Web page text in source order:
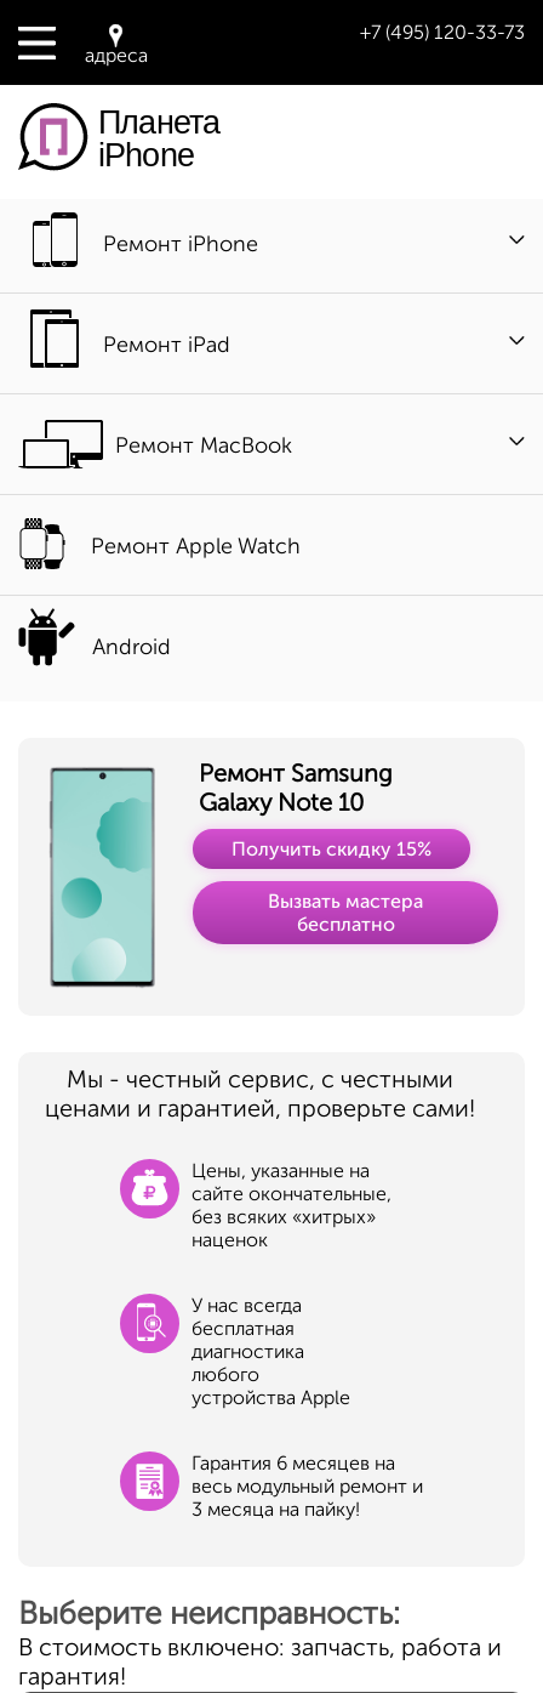
адреса
+7 (495) 120-33-73
Планета
iPhone
Ремонт iPhone
Ремонт iPad
Ремонт MacBook
Ремонт Apple Watch
Android
Ремонт Samsung
Galaxy Note 10
Получить скидку 15%
Вызвать мастера
бесплатно
Мы - честный сервис, с честными
ценами и гарантией, проверьте сами!
Цены, указанные на
сайте окончательные,
без всяких «хитрых»
наценок
У нас всегда
бесплатная
диагностика
любого
устройства Apple
Гарантия 6 месяцев на
весь модульный ремонт и
3 месяца на пайку!
Выберите неисправность:
В стоимость включено: запчасть, работа и
гарантия!